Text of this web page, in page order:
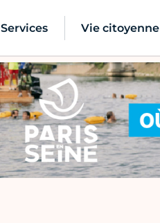
Services Vie citoyenne